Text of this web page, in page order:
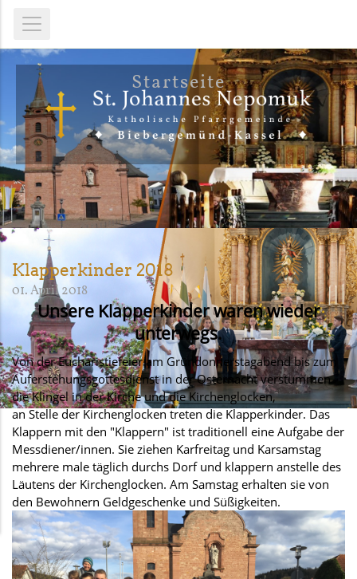
Startseite
Klapperkinder 2018
01. April 2018
Unsere Klapperkinder waren wieder
unterwegs.
Von der Eucharistiefeier am Gründonnerstagabend bis zum
Auferstehungsgottesdienst in der Osternacht verstummen
die Klingel in der Kirche und die Kirchenglocken,
an Stelle der Kirchenglocken treten die Klapperkinder. Das
Klappern mit den "Klappern" ist traditionell eine Aufgabe der
Messdiener/innen. Sie ziehen Karfreitag und Karsamstag
mehrere male täglich durchs Dorf und klappern anstelle des
Läutens der Kirchenglocken. Am Samstag erhalten sie von
den Bewohnern Geldgeschenke und Süßigkeiten.